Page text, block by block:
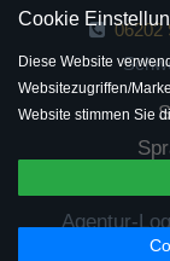
Cookie
Diese Website
Websitezugriffen/
Website stimmen Sie
06202
Agentur-